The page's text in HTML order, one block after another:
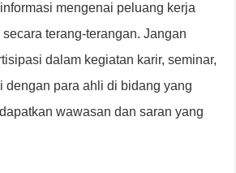
mengenai peluang kerja
terang-terangan. Jangan
dalam kegiatan karir, seminar,
dengan para ahli di bidang yang
wawasan dan saran yang